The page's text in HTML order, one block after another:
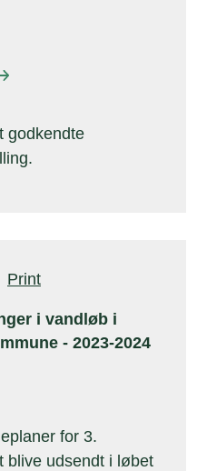
godkendte
Print
i vandløb i
- 2023-2024
for 3.
blive udsendt i løbet